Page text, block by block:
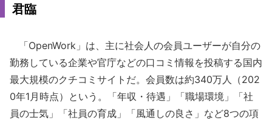
君臨
「OpenWork」は、主に社会人の会員ユーザーが自分の
勤務している企業や官庁などの口コミ情報を投稿する国内
最大規模のクチコミサイトだ。会員数は約340万人（202
0年1月時点）という。「年収・待遇」「職場環境」「社
員の士気」「社員の育成」「風通しの良さ」など8つの項